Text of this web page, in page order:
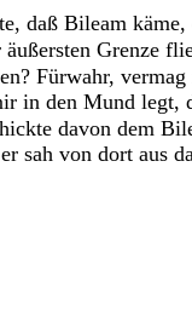
, daß Bileam käme,
äußersten Grenze
? Fürwahr, vermag
in den Mund legt,
davon dem
er sah von dort aus